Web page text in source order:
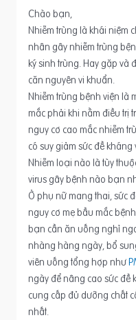
Chào bạn,
Nhiễm trùng là khái niệm
nhân gây nhiễm trùng
ký sinh trùng. Hay gặp và
căn nguyên vi khuẩn.
Nhiễm trùng bệnh viện là
mắc phải khi nằm điều trị
nguy cơ cao mắc nhiễm
có suy giảm sức đề
Nhiễm loại nào là tùy
virus gây bệnh nào bạn
Ở phụ nữ mang thai, sức
nguy cơ mẹ bầu mắc
bạn cần ăn uống nghỉ
nhàng hàng ngày, bổ
viên uống tổng hợp như
ngày để nâng cao sức đề
cung cấp đủ dưỡng chất
nhất.